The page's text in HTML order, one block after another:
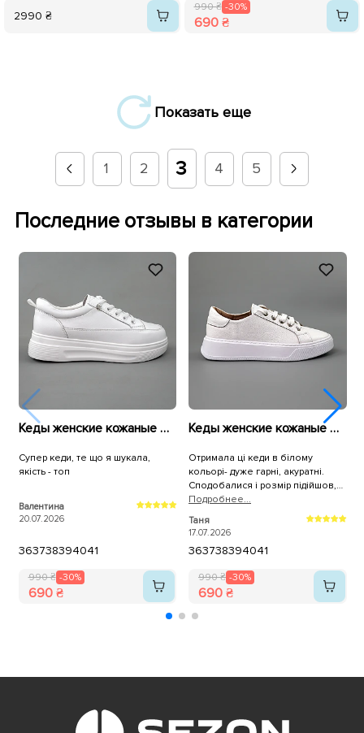
2990 ₴
990 ₴ -30%
690 ₴
Показать еще
1 2 3 4 5
Последние отзывы в категории
Кеды женские кожаные 596010 Белые
Супер кеди, те що я шукала,
якість - топ
Валентина
20.07.2026
363738394041
990 ₴ -30%
690 ₴
Кеды женские кожаные 589967 Белые
Отримала ці кеди в білому
кольорі- дуже гарні, акуратні.
Сподобалися і розмір підійшов,
брала трішки більші. Дякую, як
завжди за оперативну доставку!
Подробнее...
Таня
17.07.2026
363738394041
990 ₴ -30%
690 ₴